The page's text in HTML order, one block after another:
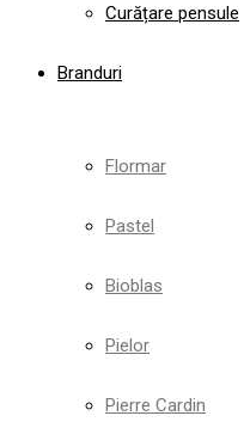
Curățare pensule
Branduri
Flormar
Pastel
Bioblas
Pielor
Pierre Cardin